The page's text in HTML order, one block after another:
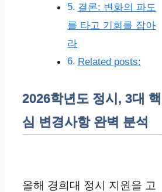
결론: 변화의 파도
를 타고 기회를 잡아
라
Related posts:
2026학년도 정시, 3대 핵
심 변경사항 완벽 분석
올해 경희대 정시 지원을 고